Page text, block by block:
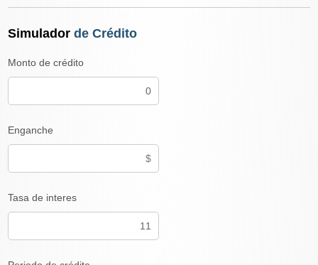
Simulador de Crédito
Monto de crédito
Enganche
Tasa de interes